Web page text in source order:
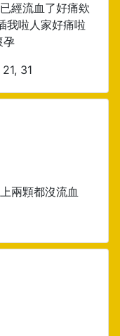
經流血了好痛欸
我啦人家好痛啦
孕
31
兩顆都沒流血